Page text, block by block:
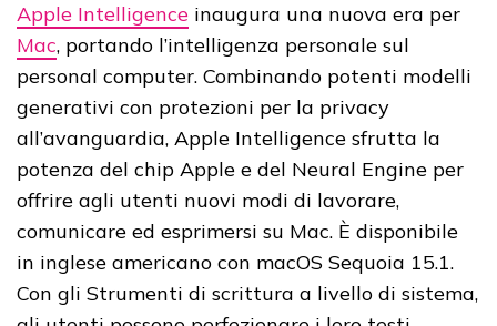
Apple Intelligence inaugura una nuova era per
Mac, portando l’intelligenza personale sul
personal computer. Combinando potenti modelli
generativi con protezioni per la privacy
all’avanguardia, Apple Intelligence sfrutta la
potenza del chip Apple e del Neural Engine per
offrire agli utenti nuovi modi di lavorare,
comunicare ed esprimersi su Mac. È disponibile
in inglese americano con macOS Sequoia 15.1.
Con gli Strumenti di scrittura a livello di sistema,